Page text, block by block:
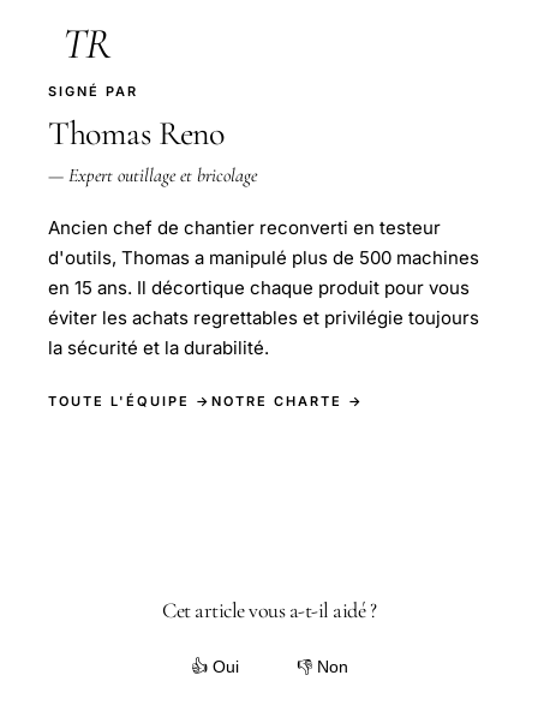
TR
SIGNÉ PAR
Thomas Reno
— Expert outillage et bricolage
Ancien chef de chantier reconverti en testeur
d'outils, Thomas a manipulé plus de 500 machines
en 15 ans. Il décortique chaque produit pour vous
éviter les achats regrettables et privilégie toujours
la sécurité et la durabilité.
TOUTE L'ÉQUIPE → NOTRE CHARTE →
Cet article vous a-t-il aidé ?
👍 Oui 👎 Non